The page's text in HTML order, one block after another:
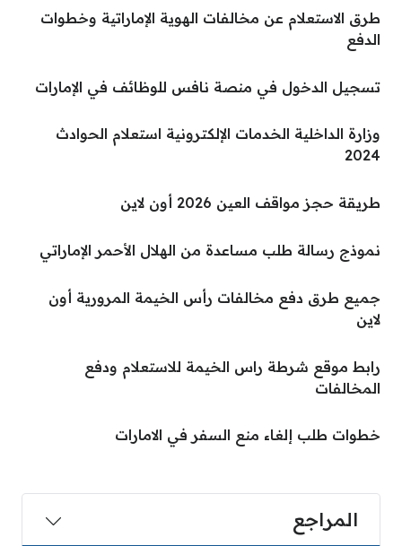
طرق الاستعلام عن مخالفات الهوية الإماراتية وخطوات
الدفع
تسجيل الدخول في منصة نافس للوظائف في الإمارات
وزارة الداخلية الخدمات الإلكترونية استعلام الحوادث
2024
طريقة حجز مواقف العين 2026 أون لاين
نموذج رسالة طلب مساعدة من الهلال الأحمر الإماراتي
جميع طرق دفع مخالفات رأس الخيمة المرورية أون
لاين
رابط موقع شرطة راس الخيمة للاستعلام ودفع
المخالفات
خطوات طلب إلغاء منع السفر في الامارات
المراجع